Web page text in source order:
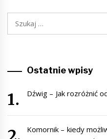
Ostatnie wpisy
Dźwig – Jak rozróżnić
Komornik – kiedy